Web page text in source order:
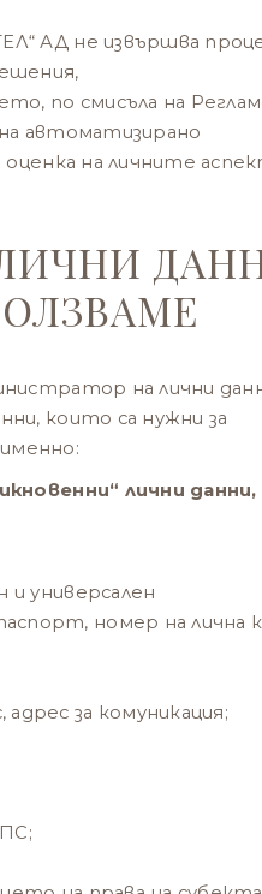
АД не извършва
по смисъла на
автоматизирано
на личните
на лични
които са нужни за
лични данни,
и универсален
номер на лична
за комуникация;